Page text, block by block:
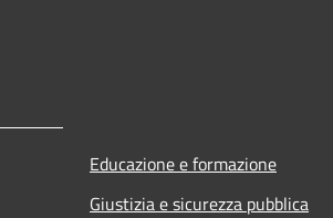
Educazione e formazione
Giustizia e sicurezza pubblica